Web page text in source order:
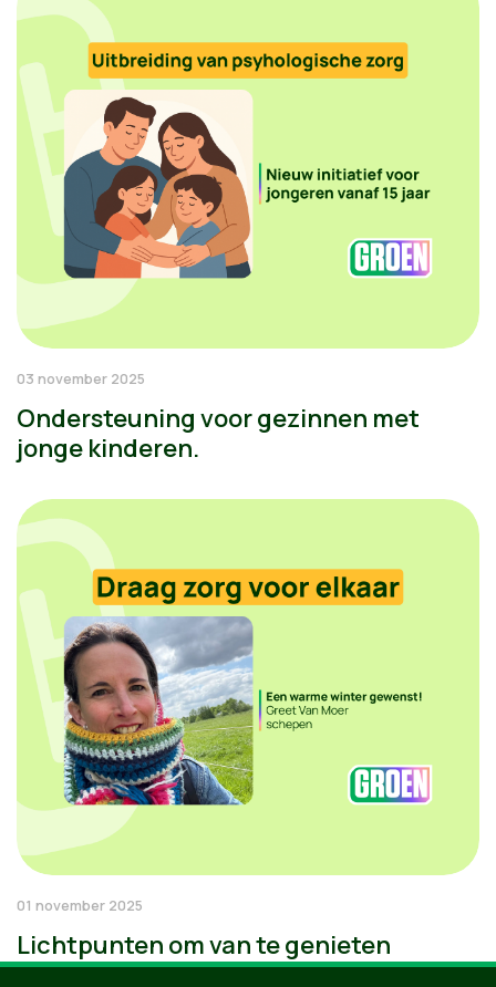
03 november 2025
Ondersteuning voor gezinnen met
jonge kinderen.
01 november 2025
Lichtpunten om van te genieten